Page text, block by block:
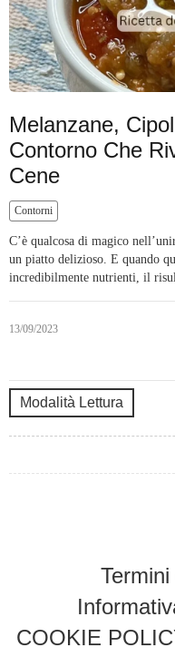
Melanzane,
Contorno Che
Cene
Contorni
C’è qualcosa di magico
un piatto delizioso. E quando
incredibilmente nutrienti, il
13/09/2023
Modalità Lettura
COOKIE